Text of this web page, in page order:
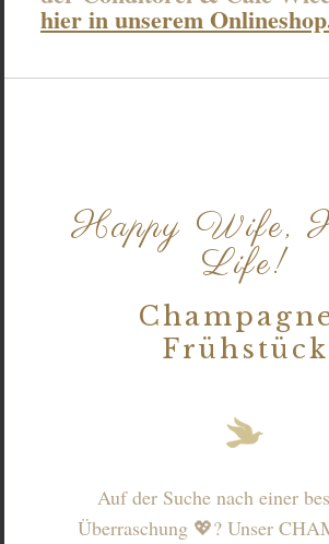
hier in unserem
Happy Wife,
Life!
Frühstück
Auf der Suche nach einer
Überraschung 💖? Unser